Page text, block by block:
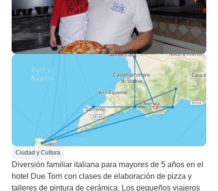
Ciudad y Cultura
Diversión familiar italiana para mayores de 5 años en el
hotel Due Torri con clases de elaboración de pizza y
talleres de pintura de cerámica. Los pequeños viajeros